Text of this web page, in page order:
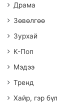
Драма
Зөвөлгөө
Зурхай
К-Поп
Мэдээ
Тренд
Хайр, гэр бүл